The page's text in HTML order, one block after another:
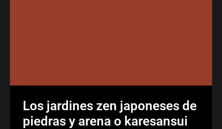
Los jardines zen japoneses de
piedras y arena o karesansui